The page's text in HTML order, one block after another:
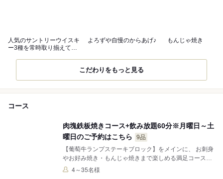
人気のサントリーウイスキ
ー3種を常時取り揃えてお
よろずや自慢のからあげ♪ もんじゃ焼き
こだわりをもっと見る
コース
肉塊鉄板焼きコース+飲み放題60分※月曜日～土
曜日のご予約はこちら
9品
【葡萄牛ランプステーキブロック】をメインに、 お刺身
やお好み焼き・もんじゃ焼きまで楽しめる満足コース。
季節のサラダからデザートまで、ボリュームも味も大満
4～35名様